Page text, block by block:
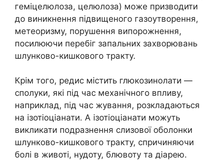
геміцелюлоза, целюлоза) може призводити
до виникнення підвищеного газоутворення,
метеоризму, порушення випорожнення,
посилюючи перебіг запальних захворювань
шлунково-кишкового тракту.
Крім того, редис містить глюкозинолати —
сполуки, які під час механічного впливу,
наприклад, під час жування, розкладаються
на ізотіоціанати. А ізотіоціанати можуть
викликати подразнення слизової оболонки
шлунково-кишкового тракту, спричиняючи
болі в животі, нудоту, блювоту та діарею.